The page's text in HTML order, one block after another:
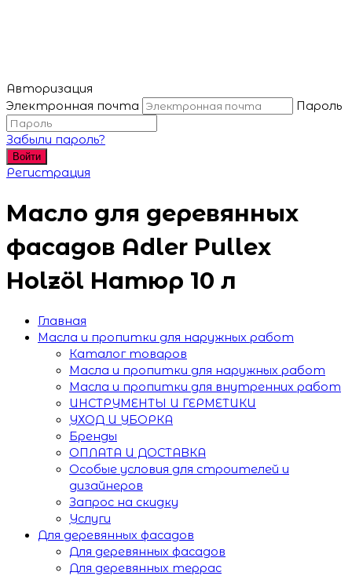
Авторизация
Электронная почта
Пароль
Забыли пароль?
Войти
Регистрация
Масло для деревянных
фасадов Adler Pullex
Holzöl Натюр 10 л
Главная
Масла и пропитки для наружных работ
Каталог товаров
Масла и пропитки для наружных работ
Масла и пропитки для внутренних работ
ИНСТРУМЕНТЫ И ГЕРМЕТИКИ
УХОД И УБОРКА
Бренды
ОПЛАТА И ДОСТАВКА
Особые условия для строителей и
дизайнеров
Запрос на скидку
Услуги
Для деревянных фасадов
Для деревянных фасадов
Для деревянных террас